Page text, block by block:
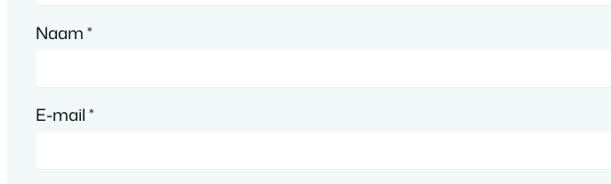
Naam*
E-mail*